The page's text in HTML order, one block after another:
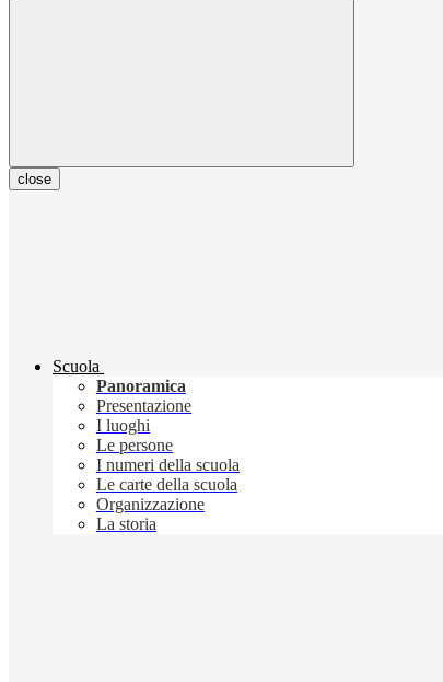
close
Scuola
Panoramica
Presentazione
I luoghi
Le persone
I numeri della scuola
Le carte della scuola
Organizzazione
La storia